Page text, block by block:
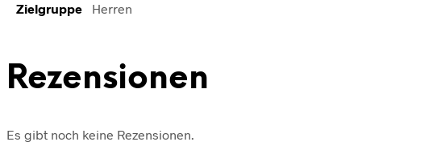
Zielgruppe Herren
Rezensionen
Es gibt noch keine Rezensionen.